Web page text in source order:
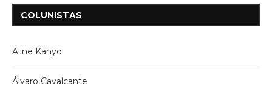
COLUNISTAS
Aline Kanyo
Álvaro Cavalcante